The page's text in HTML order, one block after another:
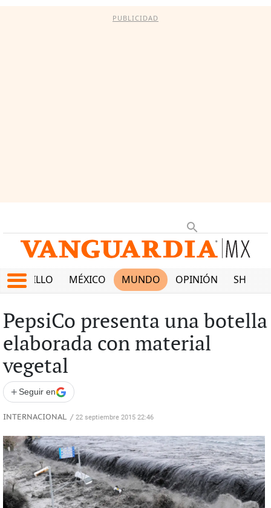
PUBLICIDAD
SALTILLO MÉXICO MUNDO OPINIÓN SHOW
PepsiCo presenta una botella
elaborada con material
vegetal
+ Seguir en
INTERNACIONAL / 22 septiembre 2015 22:46